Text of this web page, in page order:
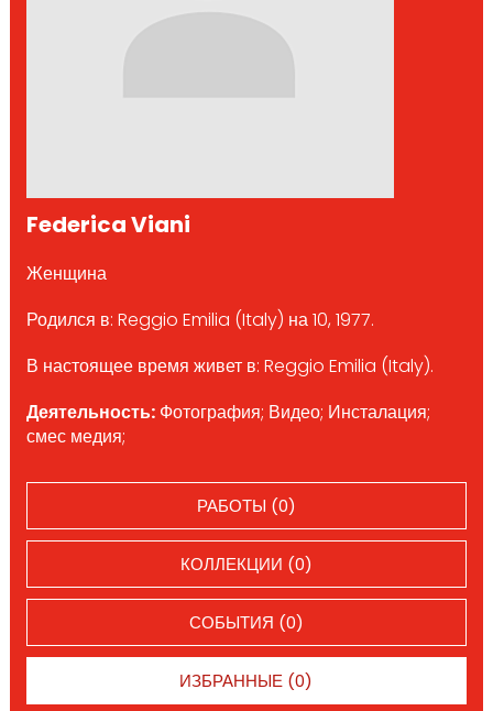
Federica Viani
Женщина
Родился в: Reggio Emilia (Italy) на 10, 1977.
В настоящее время живет в: Reggio Emilia (Italy).
Деятельность:Фотография; Видео; Инсталация;
смес медия;
РАБОТЫ (0)
КОЛЛЕКЦИИ (0)
СОБЫТИЯ (0)
ИЗБРАННЫЕ (0)